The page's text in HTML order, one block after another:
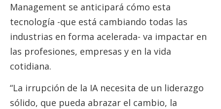
Management se anticipará cómo esta
tecnología -que está cambiando todas las
industrias en forma acelerada- va impactar en
las profesiones, empresas y en la vida
cotidiana.
“La irrupción de la IA necesita de un liderazgo
sólido, que pueda abrazar el cambio, la